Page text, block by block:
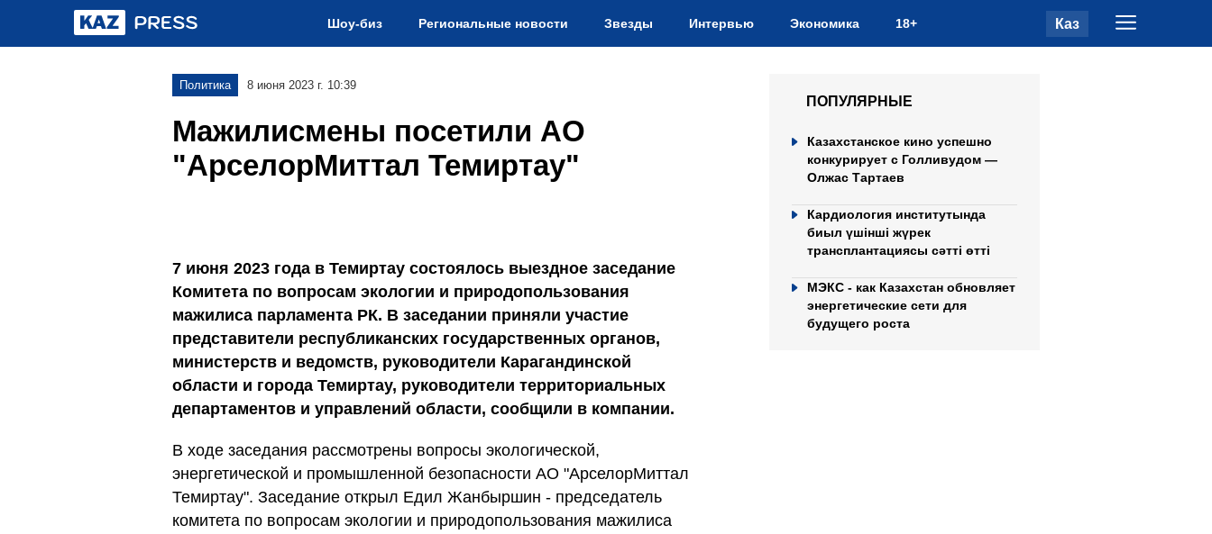
Шоу-биз Региональные новости Звезды Интервью Экономика 18+ Каз
Политика 8 июня 2023 г. 10:39
Мажилисмены посетили АО
"АрселорМиттал Темиртау"
7 июня 2023 года в Темиртау состоялось выездное заседание
Комитета по вопросам экологии и природопользования
мажилиса парламента РК. В заседании приняли участие
представители республиканских государственных органов,
министерств и ведомств, руководители Карагандинской
области и города Темиртау, руководители территориальных
департаментов и управлений области, сообщили в компании.
В ходе заседания рассмотрены вопросы экологической,
энергетической и промышленной безопасности АО "АрселорМиттал
Темиртау". Заседание открыл Едил Жанбыршин - председатель
комитета по вопросам экологии и природопользования мажилиса
ПОПУЛЯРНЫЕ
Казахстанское кино успешно
конкурирует с Голливудом —
Олжас Тартаев
Кардиология институтында
биыл үшінші жүрек
трансплантациясы сәтті өтті
МЭКС - как Казахстан обновляет
энергетические сети для
будущего роста